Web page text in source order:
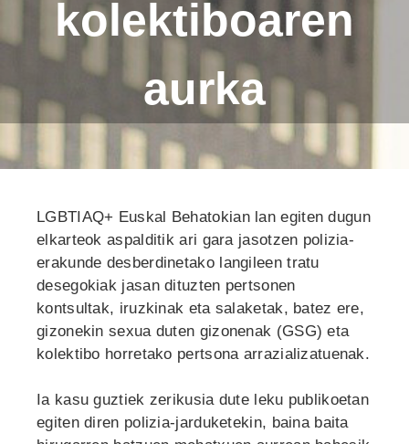
kolektiboaren
aurka
LGBTIAQ+ Euskal Behatokian lan egiten dugun
elkarteok aspalditik ari gara jasotzen polizia-
erakunde desberdinetako langileen tratu
desegokiak jasan dituzten pertsonen
kontsultak, iruzkinak eta salaketak, batez ere,
gizonekin sexua duten gizonenak (GSG) eta
kolektibo horretako pertsona arrazializatuenak.
Ia kasu guztiek zerikusia dute leku publikoetan
egiten diren polizia-jarduketekin, baina baita